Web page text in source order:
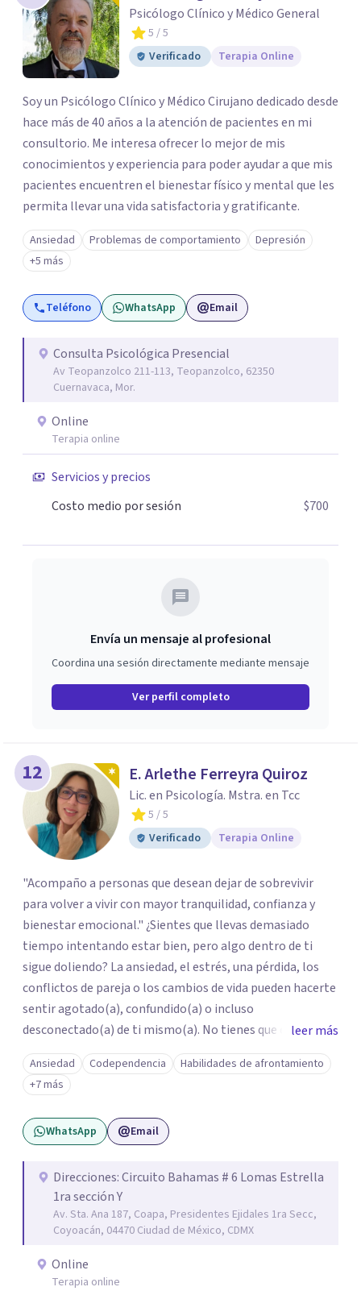
Psicólogo Clínico y Médico General
5 / 5
Verificado
Terapia Online
Soy un Psicólogo Clínico y Médico Cirujano dedicado desde
hace más de 40 años a la atención de pacientes en mi
consultorio. Me interesa ofrecer lo mejor de mis
conocimientos y experiencia para poder ayudar a que mis
pacientes encuentren el bienestar físico y mental que les
permita llevar una vida satisfactoria y gratificante.
Ansiedad Problemas de comportamiento
Depresión
+5 más
Teléfono WhatsApp Email
Consulta Psicológica Presencial
Av Teopanzolco 211-113, Teopanzolco, 62350
Cuernavaca, Mor.
Online
Terapia online
Servicios y precios
Costo medio por sesión
$700
Envía un mensaje al profesional
Coordina una sesión directamente mediante mensaje
Ver perfil completo
12 E. Arlethe Ferreyra Quiroz
Lic. en Psicología. Mstra. en Tcc
5 / 5
Verificado
Terapia Online
"Acompaño a personas que desean dejar de sobrevivir
para volver a vivir con mayor tranquilidad, confianza y
bienestar emocional." ¿Sientes que llevas demasiado
tiempo intentando estar bien, pero algo dentro de ti
sigue doliendo? La ansiedad, el estrés, una pérdida, los
conflictos de pareja o los cambios de vida pueden hacerte
sentir agotado(a), confundido(a) o incluso
desconectado(a) de ti mismo(a). No tienes que enfrentar
este proceso en soledad. Te ofrezco un espacio seguro,
libre de juicios y basado en la empatía, el respeto y la
confidencialidad, donde juntos comprenderemos qué está
ocurriendo y trabajaremos con herramientas respaldadas
por la evidencia para ayudarte a recuperar tu bienestar.
parejas que desean superar la ansiedad, la depresión, el
estrés, los duelos, fortalecer su autoestima, establecer
límites saludables, mejorar sus relaciones y afrontar los
desafíos de la vida con mayor seguridad y equilibrio. Será
un privilegio acompañarte en este camino hacia una vida
con mayor bienestar y tranquilidad.
leer más
Ansiedad Codependencia
Habilidades de afrontamiento
+7 más
WhatsApp Email
Direcciones: Circuito Bahamas # 6 Lomas Estrella
1ra sección Y
Av. Sta. Ana 187, Coapa, Presidentes Ejidales 1ra Secc,
Coyoacán, 04470 Ciudad de México, CDMX
Online
Terapia online